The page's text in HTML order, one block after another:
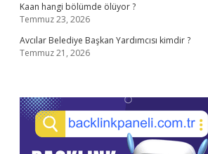
Kaan hangi bölümde ölüyor ?
Temmuz 23, 2026
Avcılar Belediye Başkan Yardımcısı kimdir ?
Temmuz 21, 2026